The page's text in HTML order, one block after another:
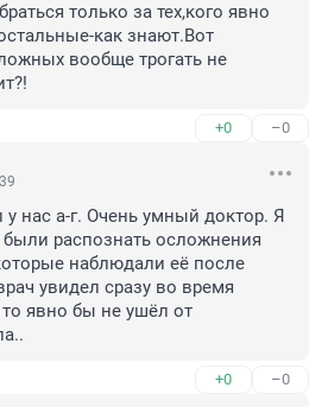
только за тех,кого явно
как знают.Вот
вообще трогать не
+0 –0
у нас а-г. Очень умный доктор. Я
распознать осложнения
наблюдали её после
увидел сразу во время
явно бы не ушёл от
+0 –0